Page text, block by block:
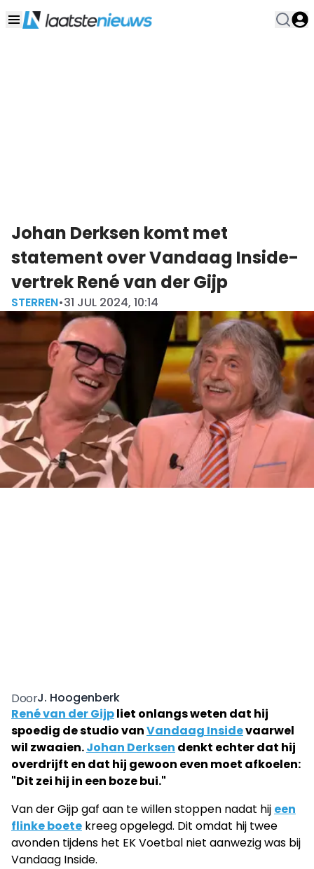
Johan Derksen komt met
statement over Vandaag Inside-
vertrek René van der Gijp
STERREN•31 JUL 2024, 10:14
DoorJ. Hoogenberk
René van der Gijpliet onlangs weten dat hij
spoedig de studio vanVandaag Insidevaarwel
wil zwaaien.Johan Derksen denkt echter dat hij
overdrijft en dat hij gewoon even moet afkoelen:
"Dit zei hij in een boze bui."
Van der Gijp gaf aan te willen stoppen nadat hij een
flinke boete kreeg opgelegd. Dit omdat hij twee
avonden tijdens het EK Voetbal niet aanwezig was bij
Vandaag Inside.